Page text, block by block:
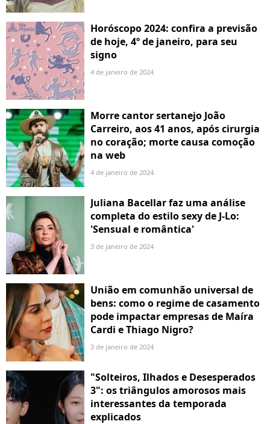
Horóscopo 2024: confira a previsão
de hoje, 4º de janeiro, para seu
signo
4 de janeiro de 2024
Morre cantor sertanejo João
Carreiro, aos 41 anos, após cirurgia
no coração; morte causa comoção
na web
4 de janeiro de 2024
Juliana Bacellar faz uma análise
completa do estilo sexy de J-Lo:
'Sensual e romântica'
3 de janeiro de 2024
União em comunhão universal de
bens: como o regime de casamento
pode impactar empresas de Maíra
Cardi e Thiago Nigro?
3 de janeiro de 2024
"Solteiros, Ilhados e Desesperados
3": os triângulos amorosos mais
interessantes da temporada
explicados